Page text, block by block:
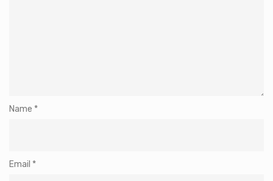
Name *
Email *